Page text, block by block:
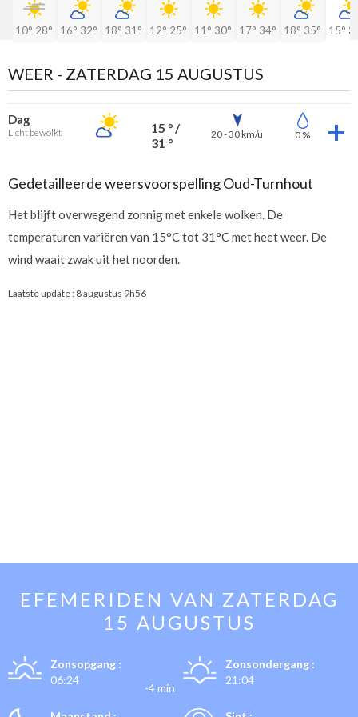
10° 28° 16° 32° 18° 31° 12° 25° 11° 30° 17° 34° 18° 35° 15°
WEER - ZATERDAG 15 AUGUSTUS
Dag
Licht bewolkt
15 ° /
31 °
20 - 30 km/u 0 %
Gedetailleerde weersvoorspelling Oud-Turnhout
Het blijft overwegend zonnig met enkele wolken. De
temperaturen variëren van 15°C tot 31°C met heet weer. De
wind waait zwak uit het noorden.
Laatste update : 8 augustus 9h56
EFEMERIDEN VAN ZATERDAG
15 AUGUSTUS
Zonsopgang :
06:24
-4 min
Zonsondergang :
21:04